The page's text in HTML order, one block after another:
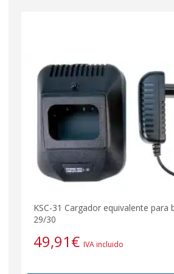
KSC-31 Cargador equivalente para
29/30
49,91€ IVA incluido